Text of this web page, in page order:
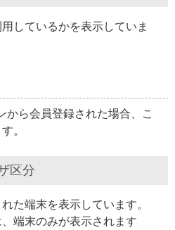
しているかを表示していま
から会員登録された場合、こ
。
区分
た端末を表示しています。
端末のみが表示されます